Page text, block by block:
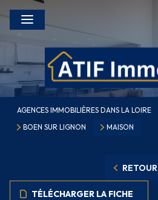
AGENCES IMMOBILIÈRES DANS LA LOIRE
BOEN SUR LIGNON
MAISON
RETOUR
TÉLÉCHARGER LA FICHE